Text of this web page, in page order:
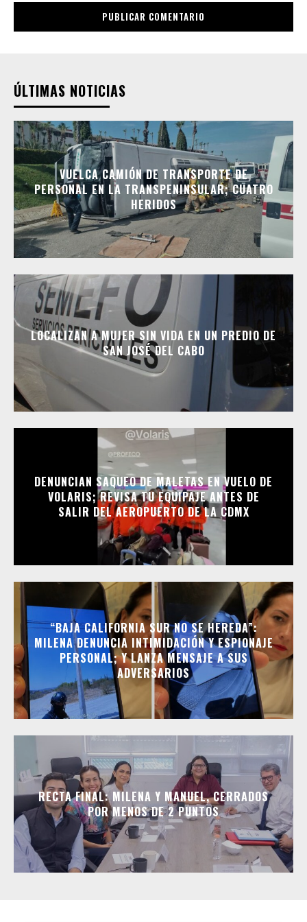
ÚLTIMAS NOTICIAS
VUELCA CAMIÓN DE TRANSPORTE DE
PERSONAL EN LA TRANSPENINSULAR; CUATRO
HERIDOS
LOCALIZAN A MUJER SIN VIDA EN UN PREDIO DE
SAN JOSÉ DEL CABO
DENUNCIAN SAQUEO DE MALETAS EN VUELO DE
VOLARIS; REVISA TU EQUIPAJE ANTES DE
SALIR DEL AEROPUERTO DE LA CDMX
“BAJA CALIFORNIA SUR NO SE HEREDA”:
MILENA DENUNCIA INTIMIDACIÓN Y ESPIONAJE
PERSONAL; Y LANZA MENSAJE A SUS
ADVERSARIOS
RECTA FINAL: MILENA Y MANUEL, CERRADOS
POR MENOS DE 2 PUNTOS